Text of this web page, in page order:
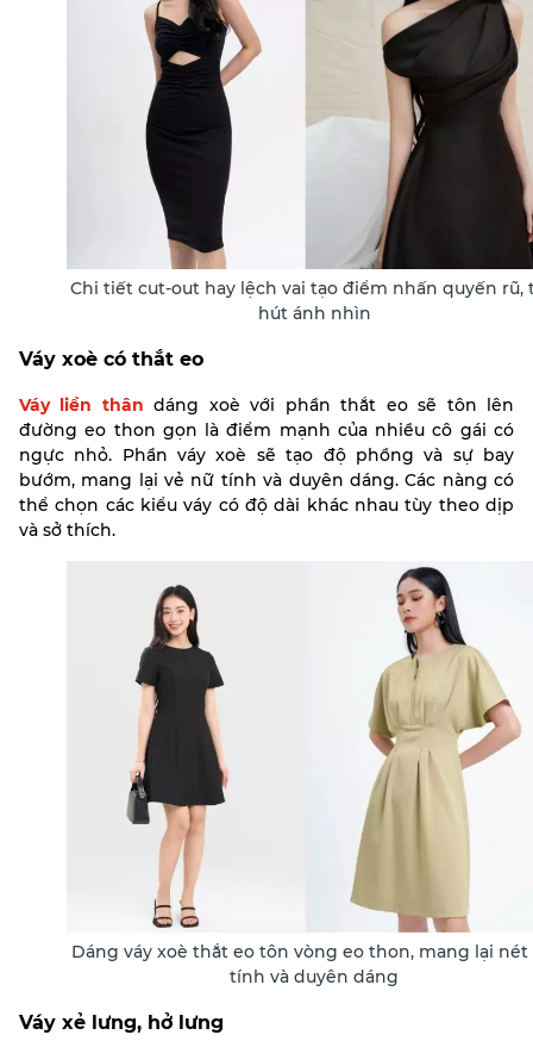
Chi tiết cut-out hay lệch vai tạo điểm nhấn quyến rũ,
hút ánh nhìn
Váy xoè có thắt eo
Váy liền thân dáng xoè với phần thắt eo sẽ tôn lên
đường eo thon gọn là điểm mạnh của nhiều cô gái có
ngực nhỏ. Phần váy xoè sẽ tạo độ phồng và sự bay
bướm, mang lại vẻ nữ tính và duyên dáng. Các nàng có
thể chọn các kiểu váy có độ dài khác nhau tùy theo dịp
và sở thích.
Dáng váy xoè thắt eo tôn vòng eo thon, mang lại
tính và duyên dáng
Váy xẻ lưng, hở lưng